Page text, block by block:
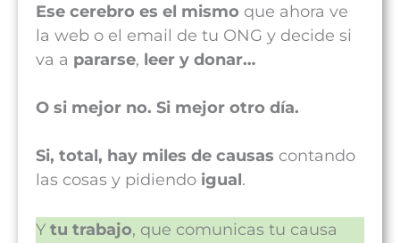
Ese cerebro es el mismo que ahora ve
la web o el email de tu ONG y decide si
va a pararse, leer y donar…
O si mejor no. Si mejor otro día.
Si, total, hay miles de causas contando
las cosas y pidiendo igual.
Y tu trabajo, que comunicas tu causa